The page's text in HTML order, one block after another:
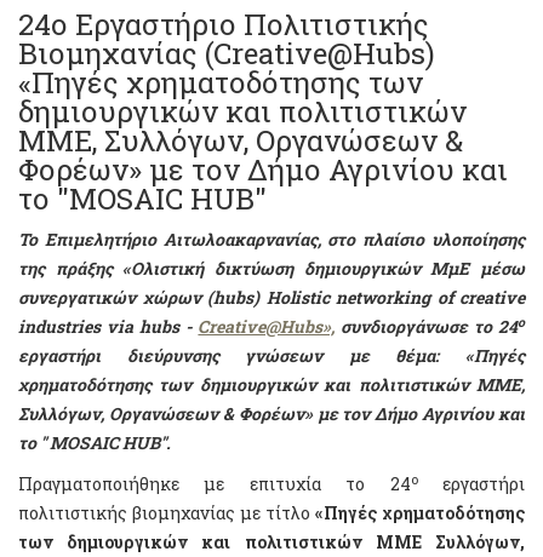
24ο Εργαστήριο Πολιτιστικής
Βιομηχανίας (Creative@Hubs)
«Πηγές χρηματοδότησης των
δημιουργικών και πολιτιστικών
ΜΜΕ, Συλλόγων, Οργανώσεων &
Φορέων» με τον Δήμο Αγρινίου και
το "MOSAIC HUB"
Το Επιμελητήριο Αιτωλοακαρνανίας, στο πλαίσιο υλοποίησης
της πράξης «Ολιστική δικτύωση δημιουργικών ΜμΕ μέσω
συνεργατικών χώρων (hubs) Holistic networking of creative
industries via hubs - Creative@Hubs», συνδιοργάνωσε το 24ο
εργαστήρι διεύρυνσης γνώσεων με θέμα: «Πηγές
χρηματοδότησης των δημιουργικών και πολιτιστικών ΜΜΕ,
Συλλόγων, Οργανώσεων & Φορέων» με τονΔήμο Αγρινίουκαι
το "MOSAICHUB".
Πραγματοποιήθηκε με επιτυχία το 24οεργαστήρι
πολιτιστικής βιομηχανίας με τίτλο «Πηγές χρηματοδότησης
των δημιουργικών και πολιτιστικών ΜΜΕ Συλλόγων,